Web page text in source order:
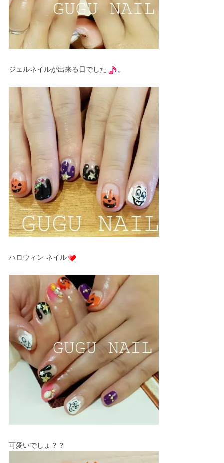
ジェルネイルが出来る日でした 。
ハロウィン ネイル
可愛いでしょ？？